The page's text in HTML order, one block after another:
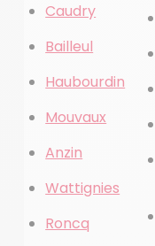
Caudry
Bailleul
Haubourdin
Mouvaux
Anzin
Wattignies
Roncq